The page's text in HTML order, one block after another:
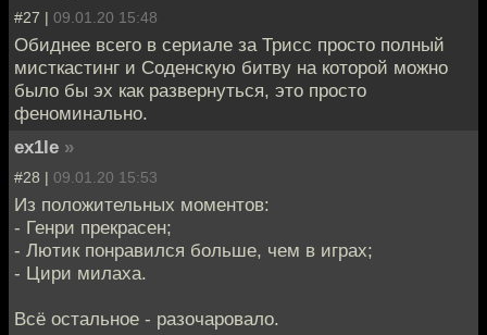
#27 | 09.01.20 15:48
Обиднее всего в сериале за Трисс просто полный
мисткастинг и Соденскую битву на которой можно
было бы эх как развернуться, это просто
феноминально.
ex1le »
#28 | 09.01.20 15:53
Из положительных моментов:
- Генри прекрасен;
- Лютик понравился больше, чем в играх;
- Цири милаха.
Всё остальное - разочаровало.